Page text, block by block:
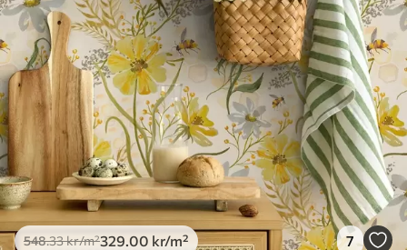
548.33kr/m²329.00 kr/m² 7